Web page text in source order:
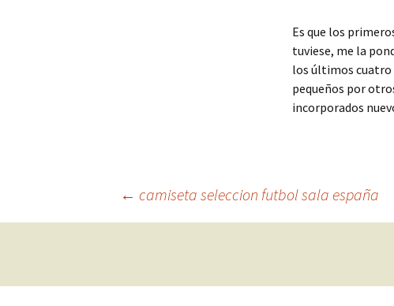
Es que los
tuviese, me la
los últimos cuatro
pequeños por
incorporados
Navegación
← camiseta seleccion futbol sala españa